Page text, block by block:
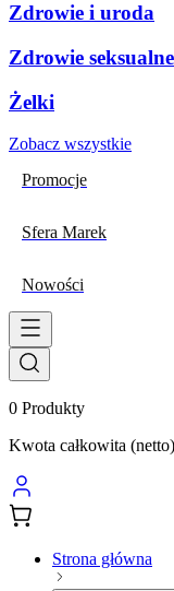
Zdrowie i uroda
Zdrowie seksualne
Żelki
Zobacz wszystkie
Promocje
Sfera Marek
Nowości
0 Produkty
Kwota całkowita (netto)
Strona główna